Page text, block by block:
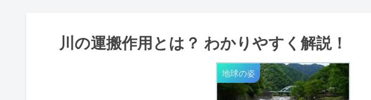
川の運搬作用とは？ わかりやすく解説！
地球の姿